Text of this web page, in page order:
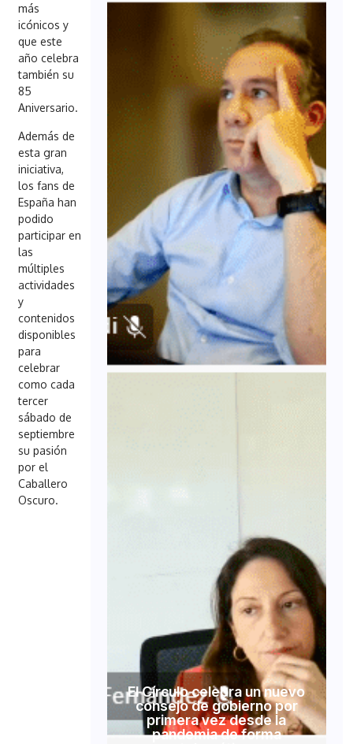
más
icónicos y
que este
año celebra
también su
85
Aniversario.
Además de
esta gran
iniciativa,
los fans de
España han
podido
participar en
las
múltiples
actividades
y
contenidos
disponibles
para
celebrar
como cada
tercer
sábado de
septiembre
su pasión
por el
Caballero
Oscuro.
El Círculo celebra un nuevo
consejo de gobierno por
primera vez desde la
pandemia de forma